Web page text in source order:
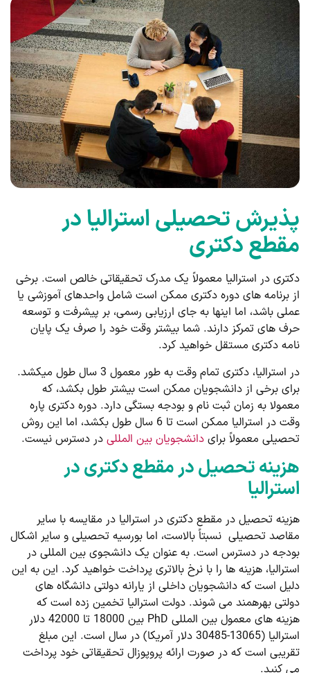
پذیرش تحصیلی استرالیا در
مقطع دکتری
دکتری در استرالیا معمولاً یک مدرک تحقیقاتی خالص است. برخی
از برنامه های دوره دکتری ممکن است شامل واحدهای آموزشی یا
عملی باشد، اما اینها به جای ارزیابی رسمی، بر پیشرفت و توسعه
حرف ه­ای تمرکز دارند. شما بیشتر وقت خود را صرف یک پایان
نامه دکتری مستقل خواهید کرد.
در استرالیا، دکتری تمام وقت به طور معمول 3 سال طول می­کشد.
برای برخی از دانشجویان ممکن است بیشتر طول بکشد، که
معمولا به زمان ثبت نام و بودجه بستگی دارد. دوره دکتری پاره
وقت در استرالیا ممکن است تا 6 سال طول بکشد، اما این روش
تحصیلی معمولاً برای دانشجویان بین ­المللی در دسترس نیست.
هزینه تحصیل در مقطع دکتری در
استرالیا
هزینه تحصیل در مقطع دکتری در استرالیا در مقایسه با سایر
مقاصد تحصیلی نسبتاً بالاست، اما بورسیه تحصیلی و سایر اشکال
بودجه در دسترس است. به عنوان یک دانشجوی بین المللی در
استرالیا، هزینه­ ها را با نرخ بالاتری پرداخت خواهید کرد. این به این
دلیل است که دانشجویان داخلی از یارانه دولتی دانشگاه­ های
دولتی بهره­مند می شوند. دولت استرالیا تخمین زده است که
هزینه ­های معمول بین المللی PhD بین 18000 تا 42000 دلار
استرالیا (13065-30485 دلار آمریکا) در سال است. این مبلغ
تقریبی است که در صورت ارائه پروپوزال تحقیقاتی خود پرداخت
می­ کنید.